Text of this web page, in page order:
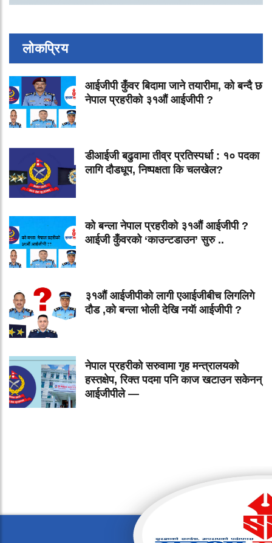
लोकप्रिय
आईजीपी कुँवर बिदामा जाने तयारीमा, को बन्दै छ
नेपाल प्रहरीको ३१औं आईजीपी ?
डीआईजी बढुवामा तीव्र प्रतिस्पर्धा : १० पदका
लागि दौडधूप, निष्पक्षता कि चलखेल?
को बन्ला नेपाल प्रहरीको ३१औं आईजीपी ?
आईजी कुँवरको ‘काउन्टडाउन’ सुरु ..
३१औं आईजीपीको लागी एआईजीबीच लिगलिगे
दौड ,को बन्ला भोली देखि नयॅा आईजीपी ?
नेपाल प्रहरीको सरुवामा गृह मन्त्रालयको
हस्तक्षेप, रिक्त पदमा पनि काज खटाउन सकेनन्
आईजीपीले —